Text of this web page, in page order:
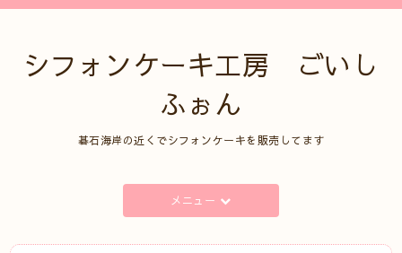
シフォンケーキ工房 ごいし
ふぉん
碁石海岸の近くでシフォンケーキを販売してます
メニュー